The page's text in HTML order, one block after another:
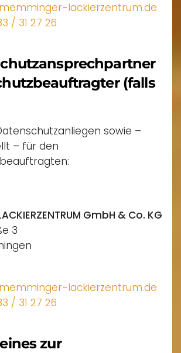
lackierzentrum.de
/ 31 27 26
(falls
sowie –
– für den
GmbH & Co. KG
3
lackierzentrum.de
/ 31 27 26
zur